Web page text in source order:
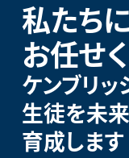
私たちに
お任せ
ケンブリ
生徒を未
育成します